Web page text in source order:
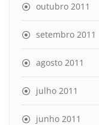
outubro 2011
setembro 2011
agosto 2011
julho 2011
junho 2011